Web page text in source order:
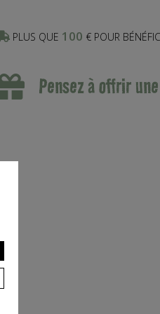
PLUS QUE 100 € POUR
Pensez à offrir